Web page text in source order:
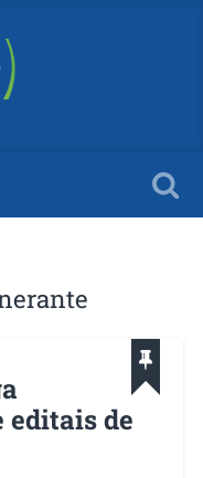
editais de